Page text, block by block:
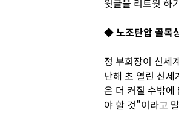
윗글을 리트윗 하
◆ 노조탄압 골목
정 부회장이 신세
난해 초 열린 신
은 더 커질 수밖에
야 할 것”이라고